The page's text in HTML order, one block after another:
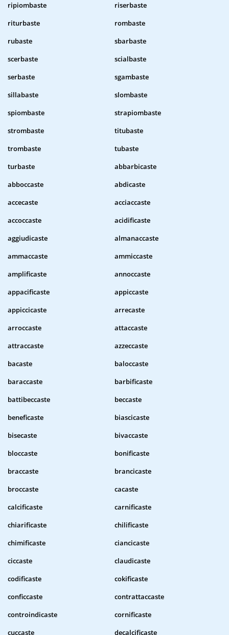
ripiombaste
riserbaste
riturbaste
rombaste
rubaste
sbarbaste
scerbaste
scialbaste
serbaste
sgambaste
sillabaste
slombaste
spiombaste
strapiombaste
strombaste
titubaste
trombaste
tubaste
turbaste
abbarbicaste
abboccaste
abdicaste
accecaste
acciaccaste
accoccaste
acidificaste
aggiudicaste
almanaccaste
ammaccaste
ammiccaste
amplificaste
annoccaste
appacificaste
appiccaste
appiccicaste
arrecaste
arroccaste
attaccaste
attraccaste
azzeccaste
bacaste
baloccaste
baraccaste
barbificaste
battibeccaste
beccaste
beneficaste
biascicaste
bisecaste
bivaccaste
bloccaste
bonificaste
braccaste
brancicaste
broccaste
cacaste
calcificaste
carnificaste
chiarificaste
chilificaste
chimificaste
ciancicaste
ciccaste
claudicaste
codificaste
cokificaste
conficcaste
contrattaccaste
controindicaste
cornificaste
cuccaste
decalcificaste